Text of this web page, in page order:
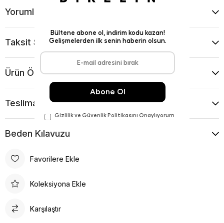
Yorumlar
Taksit Seçenekleri
Ürün Önerileri
Teslimat Ve İade Koşulları
Beden Kılavuzu
Favorilere Ekle
Koleksiyona Ekle
Karşılaştır